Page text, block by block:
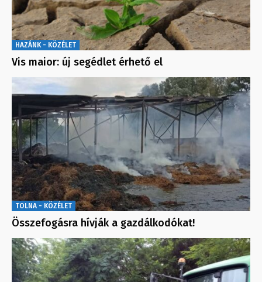
HAZÁNK - KÖZÉLET
Vis maior: új segédlet érhető el
TOLNA - KÖZÉLET
Összefogásra hívják a gazdálkodókat!